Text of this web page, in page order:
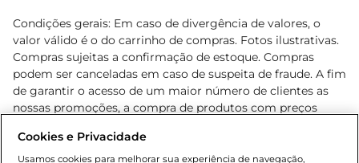
Condições gerais: Em caso de divergência de valores, o
valor válido é o do carrinho de compras. Fotos ilustrativas.
Compras sujeitas a confirmação de estoque. Compras
podem ser canceladas em caso de suspeita de fraude. A fim
de garantir o acesso de um maior número de clientes as
nossas promoções, a compra de produtos com preços
cliente. Os preços, ofertas e condições são exclusivos para
o e-commerce e válidos durante o dia de hoje, podendo
Cookies e Privacidade
Usamos cookies para melhorar sua experiência de navegação,